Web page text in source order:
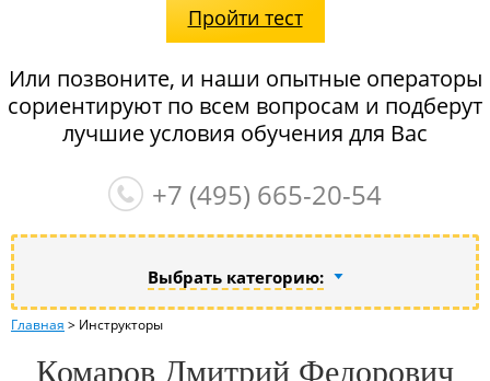
Пройти тест
Или позвоните, и наши опытные операторы
сориентируют по всем вопросам и подберут
лучшие условия обучения для Вас
+7 (495) 665-20-54
Выбрать категорию:
Главная > Инструкторы
Комаров Дмитрий Федорович